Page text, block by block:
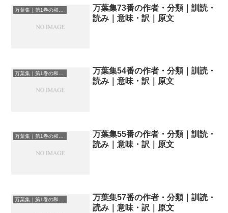
万葉集73番の作者・分類｜訓読・
読み｜意味・訳｜原文
万葉集54番の作者・分類｜訓読・
読み｜意味・訳｜原文
万葉集｜第1巻の和歌一覧
万葉集55番の作者・分類｜訓読・
読み｜意味・訳｜原文
万葉集57番の作者・分類｜訓読・
読み｜意味・訳｜原文